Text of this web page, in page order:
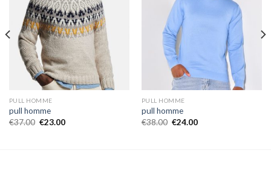
PULL HOMME
pull homme
€37.00 €23.00
PULL HOMME
pull homme
€38.00 €24.00